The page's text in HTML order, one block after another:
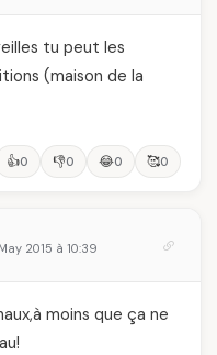
tu peut les
(maison de la
👍0 👎0 😂0 🥰0
2015 à 10:39
moins que ça ne